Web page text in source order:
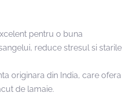
pentru o buna
reduce stresul si starile
originara din India, care ofera
de lamaie.